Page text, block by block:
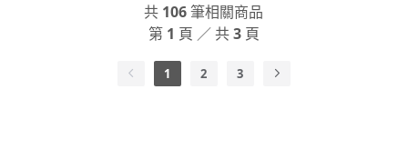
共 106筆相關商品
第 1 頁 ／ 共3頁
1 2 3